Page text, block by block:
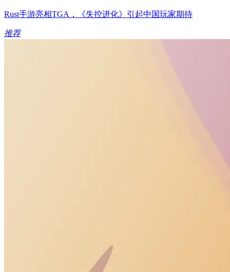
Rust手游亮相TGA，《失控进化》引起中国玩家期待
推荐